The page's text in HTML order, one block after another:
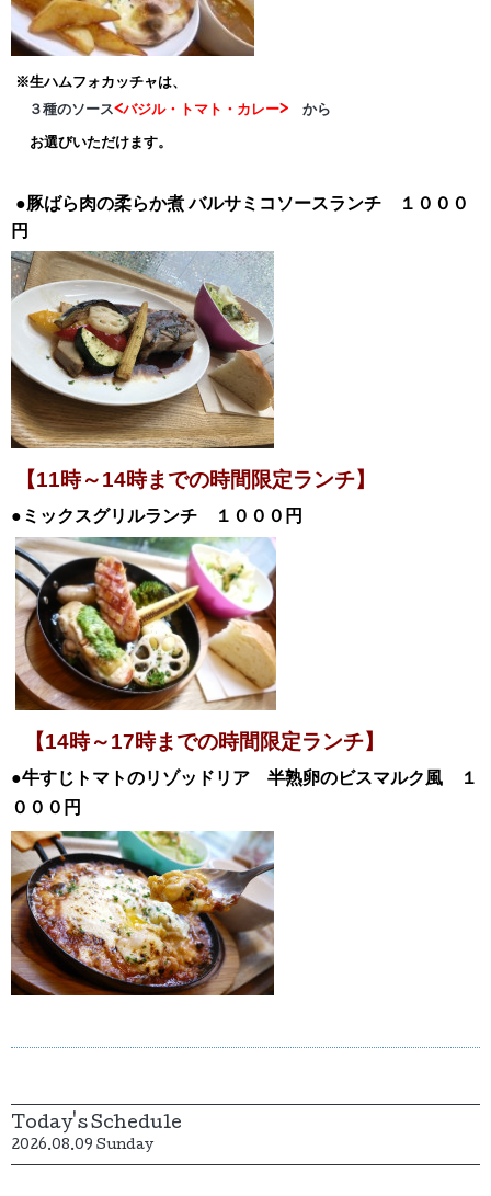
※生ハムフォカッチャは、
３種のソース<バジル・トマト・カレー> から
お選びいただけます。
●豚ばら肉の柔らか煮バルサミコソースランチ １０００
円
【11時～14時までの時間限定ランチ】
●ミックスグリルランチ １０００円
【14時～17時までの時間限定ランチ】
●牛すじトマトのリゾッドリア 半熟卵のビスマルク風 １
０００円
Today's Schedule
2026.08.09 Sunday